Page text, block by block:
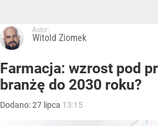
Autor:
Witold Ziomek
Farmacja: wzrost pod
branżę do 2030 roku?
Dodano:27 lipca 13:15